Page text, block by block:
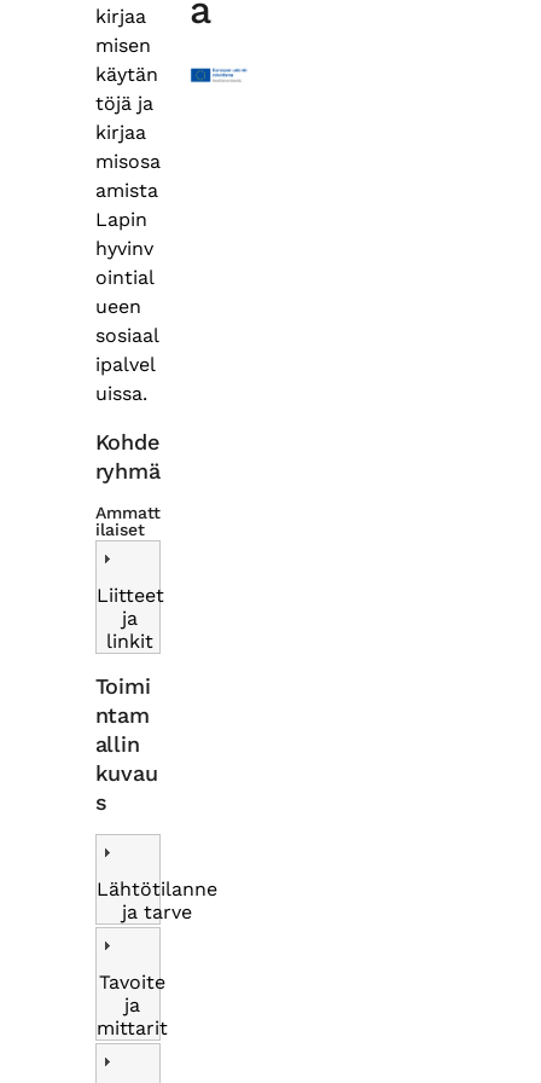
kirjaa
misen
käytän
töjä ja
kirjaa
misosa
amista
Lapin
hyvinv
ointial
ueen
sosiaal
ipalvel
uissa.
Kohde
ryhmä
Ammatt
ilaiset
Liitteet
ja
linkit
Toimi
ntam
allin
kuvau
s
Lähtötilanne
ja tarve
Tavoite
ja
mittarit
a